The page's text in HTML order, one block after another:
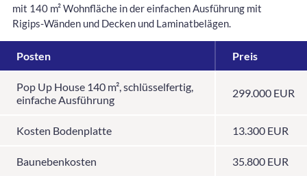
mit 140 m² Wohnfläche in der einfachen Ausführung mit
Rigips-Wänden und Decken und Laminatbelägen.
Posten Preis
Pop Up House 140 m², schlüsselfertig,
einfache Ausführung
299.000 EUR
Kosten Bodenplatte 13.300 EUR
Baunebenkosten 35.800 EUR